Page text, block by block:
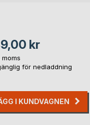
kr
moms
för nedladdning
I KUNDVAGNEN